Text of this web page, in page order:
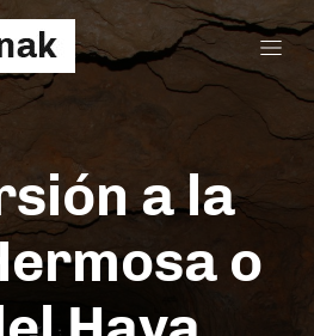
a la
o